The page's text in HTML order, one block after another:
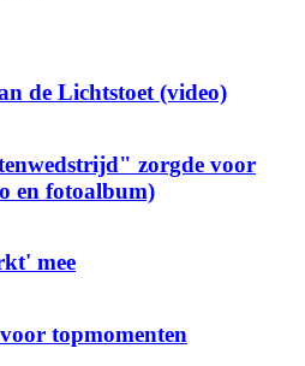
de Lichtstoet (video)
zorgde voor
en fotoalbum)
mee
topmomenten